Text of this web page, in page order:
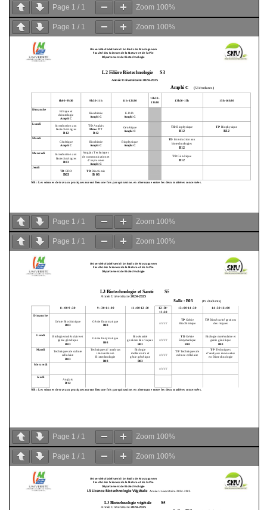
Page 1 / 1 Zoom 100%
Page 1 / 1 Zoom 100%
Page 1 / 1 Zoom 100%
Page 1 / 1 Zoom 100%
Page 1 / 1 Zoom 100%
Page 1 / 1 Zoom 100%